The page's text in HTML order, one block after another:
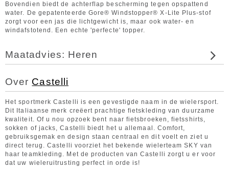
Bovendien biedt de achterflap bescherming tegen opspattend
water. De gepatenteerde Gore® Windstopper® X-Lite Plus-stof
zorgt voor een jas die lichtgewicht is, maar ook water- en
windafstotend. Een echte 'perfecte' topper.
Maatadvies: Heren
Over Castelli
Het sportmerk Castelli is een gevestigde naam in de wielersport.
Dit Italiaanse merk creëert prachtige fietskleding van duurzame
kwaliteit. Of u nou opzoek bent naar fietsbroeken, fietsshirts,
sokken of jacks, Castelli biedt het u allemaal. Comfort,
gebruiksgemak en design staan centraal en dit voelt en ziet u
direct terug. Castelli voorziet het bekende wielerteam SKY van
haar teamkleding. Met de producten van Castelli zorgt u er voor
dat uw wieleruitrusting perfect in orde is!